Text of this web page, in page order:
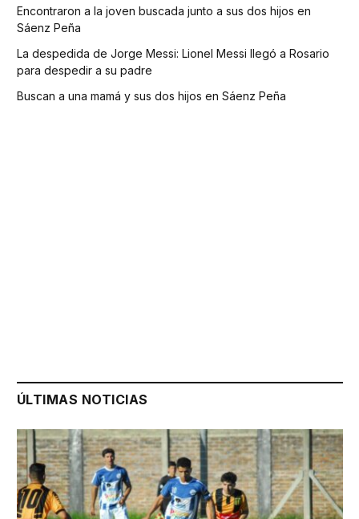
Encontraron a la joven buscada junto a sus dos hijos en
Sáenz Peña
La despedida de Jorge Messi: Lionel Messi llegó a Rosario
para despedir a su padre
Buscan a una mamá y sus dos hijos en Sáenz Peña
ÚLTIMAS NOTICIAS